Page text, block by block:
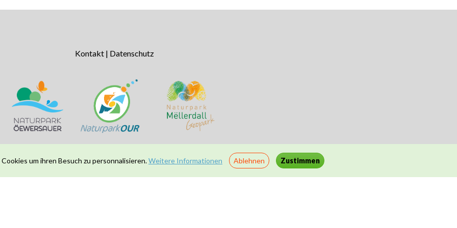
Kontakt| Datenschutz
um ihren Besuch zu personnalisieren.Weitere Informationen Ablehnen Zustimmen